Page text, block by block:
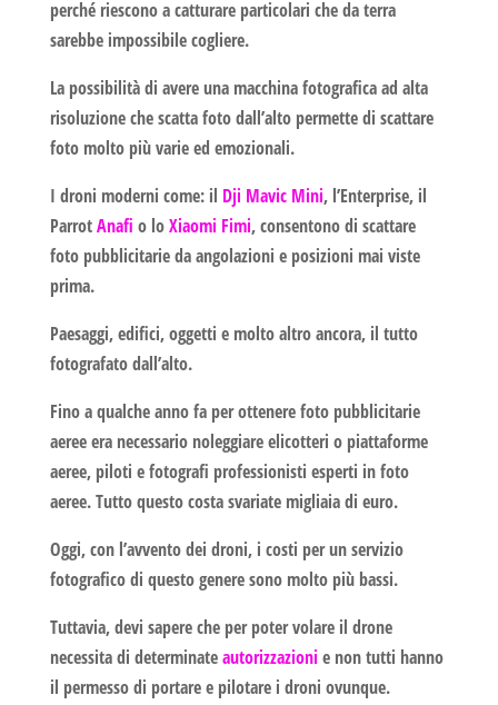
perché riescono a catturare particolari che da terra
sarebbe impossibile cogliere.
La possibilità di avere una macchina fotografica ad alta
risoluzione che scatta foto dall’alto permette di scattare
foto molto più varie ed emozionali.
I droni moderni come: il Dji Mavic Mini, l’Enterprise, il
ParrotAnafi o loXiaomi Fimi, consentono di scattare
foto pubblicitarieda angolazioni e posizioni mai viste
prima.
Paesaggi, edifici, oggetti e molto altro ancora, il tutto
fotografato dall’alto.
Fino a qualche anno fa per ottenerefoto pubblicitarie
aeree era necessario noleggiare elicotteri o piattaforme
aeree, piloti e fotografi professionisti esperti in foto
aeree. Tutto questo costa svariate migliaia di euro.
Oggi, con l’avvento dei droni, i costi per un servizio
fotografico di questo genere sono molto più bassi.
Tuttavia, devi sapere che per poter volare il drone
necessita di determinateautorizzazioni e non tutti hanno
il permesso di portare e pilotare i droni ovunque.